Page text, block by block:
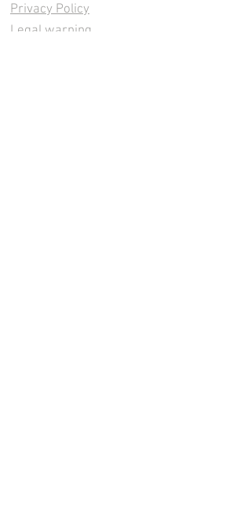
Privacy Policy
Legal warning